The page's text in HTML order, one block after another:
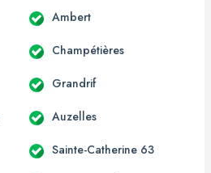
Ambert
Champétières
Grandrif
Auzelles
Sainte-Catherine 63